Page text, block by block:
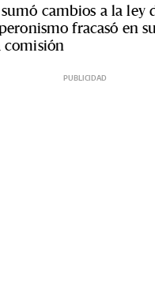
cambios a la ley
fracasó en
comisión